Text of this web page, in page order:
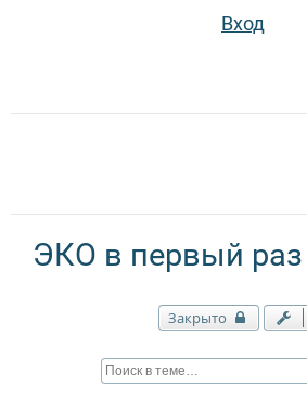
Вход
ЭКО в первый раз
Закрыто